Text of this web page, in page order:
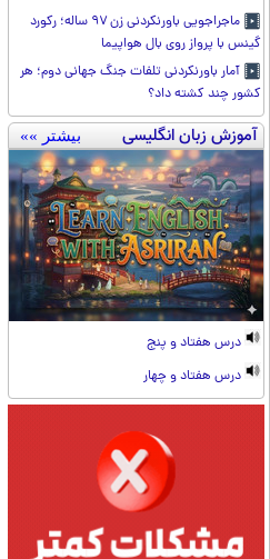
ماجراجویی باورنکردنی زن ۹۷ ساله؛ رکورد
گینس با پرواز روی بال هواپیما
آمار باورنکردنی تلفات جنگ جهانی دوم؛ هر
کشور چند کشته داد؟
آموزش زبان انگلیسی بیشتر »»
درس هفتاد و پنج
درس هفتاد و چهار